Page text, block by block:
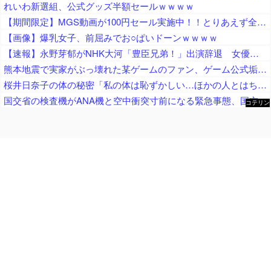
れいわ新選組、公式グッズ半額セールｗｗｗｗ
【期間限定】MGS動画が100円セール実施中！！とりあえず全部買うやろｗｗｗｗｗ
【画像】爆乳女子、前屈みでお○ぱいドーンｗｗｗｗ
【速報】永野芽郁がNHK大河「豊臣兄弟！」出演辞退 女優業は事実上、活動休止へ…不倫疑惑余波ドラマにも
熊本地震で実家がぶっ壊れた某ゲームのファン、ゲーム公式垢が投稿自粛を発表してしまうと……
桜井日奈子の体の秘密「私の体は恥ずかしい…ほかの人とはちょっと変わってるの」
国交省の検査機がANA機と空中衝突寸前になる緊急事態、国交省側は己の非を頑として認めず……
コテリン